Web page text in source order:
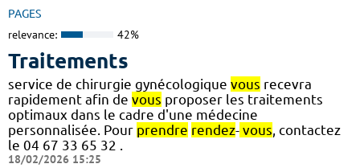
PAGES
relevance: 42%
Traitements
service de chirurgie gynécologique vous recevra
rapidement afin de vous proposer les traitements
optimaux dans le cadre d'une médecine
personnalisée. Pour prendre rendez- vous, contactez
le 04 67 33 65 32 .
18/02/2026 15:25